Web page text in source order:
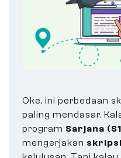
Oke, ini perbedaan
paling mendasar.
program Sarjana
mengerjakan skripsi